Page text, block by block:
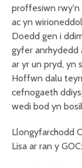
proffesiwn rwy'n
ac yn
Doedd gen i
gyfer anrhydedd
ar yr un pryd, yn
Hoffwn dalu
cefnogaeth
wedi bod yn
Llongyfarchodd
Lisa ar ran y GOC: